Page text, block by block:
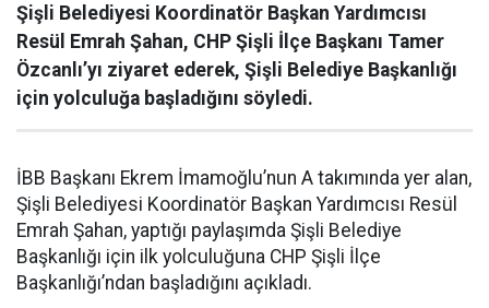
Şişli Belediyesi Koordinatör Başkan Yardımcısı
Resül Emrah Şahan, CHP Şişli İlçe Başkanı Tamer
Özcanlı’yı ziyaret ederek, Şişli Belediye Başkanlığı
için yolculuğa başladığını söyledi.
İBB Başkanı Ekrem İmamoğlu’nun A takımında yer alan,
Şişli Belediyesi Koordinatör Başkan Yardımcısı Resül
Emrah Şahan, yaptığı paylaşımda Şişli Belediye
Başkanlığı için ilk yolculuğuna CHP Şişli İlçe
Başkanlığı’ndan başladığını açıkladı.